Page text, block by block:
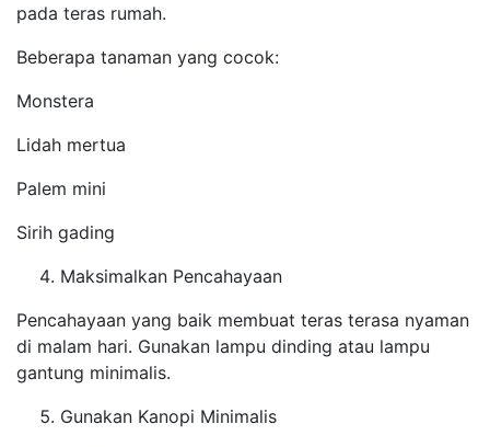
pada teras rumah.
Beberapa tanaman yang cocok:
Monstera
Lidah mertua
Palem mini
Sirih gading
Maksimalkan Pencahayaan
Pencahayaan yang baik membuat teras terasa nyaman
di malam hari. Gunakan lampu dinding atau lampu
gantung minimalis.
Gunakan Kanopi Minimalis